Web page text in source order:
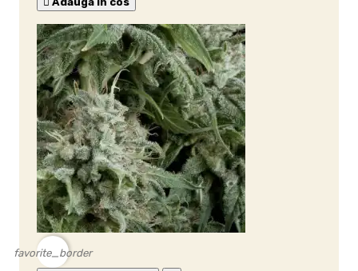
favorite_border